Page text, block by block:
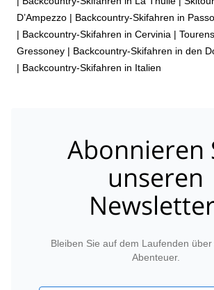
D’Ampezzo | Backcountry-Skifahren in
| Backcountry-Skifahren in Cervinia |
Gressoney | Backcountry-Skifahren in den
| Backcountry-Skifahren in Italien
Abonnieren
unseren
Bleiben Sie auf dem Laufenden
Abenteuer.